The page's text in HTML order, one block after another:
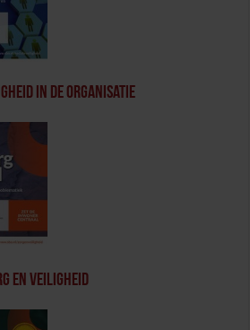
in de Organisatie
en veiligheid